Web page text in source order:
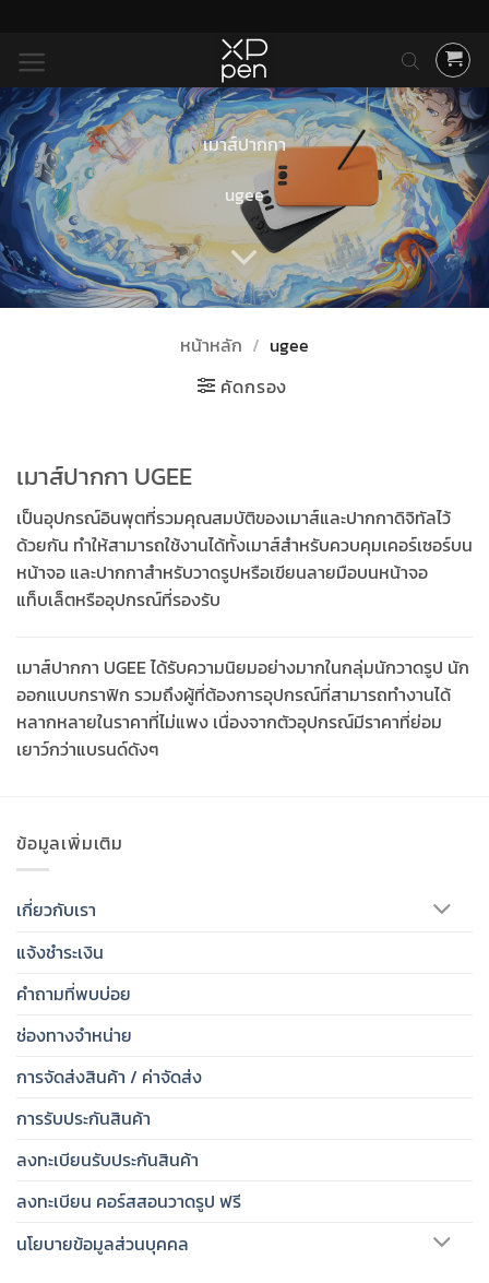
ยัง
เนื้อหา
เมาส์ปากกา
ugee
หน้าหลัก / ugee
คัดกรอง
เมาส์ปากกา UGEE
เป็นอุปกรณ์อินพุตที่รวมคุณสมบัติของเมาส์และปากกาดิจิทัลไว้
ด้วยกัน ทำให้สามารถใช้งานได้ทั้งเมาส์สำหรับควบคุมเคอร์เซอร์บน
หน้าจอ และปากกาสำหรับวาดรูปหรือเขียนลายมือบนหน้าจอ
แท็บเล็ตหรืออุปกรณ์ที่รองรับ
เมาส์ปากกา UGEE ได้รับความนิยมอย่างมากในกลุ่มนักวาดรูป นัก
ออกแบบกราฟิก รวมถึงผู้ที่ต้องการอุปกรณ์ที่สามารถทำงานได้
หลากหลายในราคาที่ไม่แพง เนื่องจากตัวอุปกรณ์มีราคาที่ย่อม
เยาว์กว่าแบรนด์ดังๆ
ข้อมูลเพิ่มเติม
เกี่ยวกับเรา
แจ้งชำระเงิน
คำถามที่พบบ่อย
ช่องทางจำหน่าย
การจัดส่งสินค้า / ค่าจัดส่ง
การรับประกันสินค้า
ลงทะเบียนรับประกันสินค้า
ลงทะเบียน คอร์สสอนวาดรูป ฟรี
นโยบายข้อมูลส่วนบุคคล